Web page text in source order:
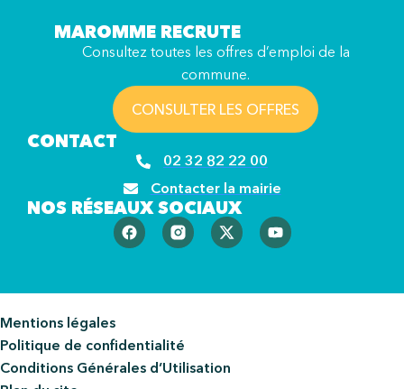
MAROMME RECRUTE
Consultez toutes les offres d’emploi de la
commune.
CONSULTER LES OFFRES
CONTACT
02 32 82 22 00
Contacter la mairie
NOS RÉSEAUX SOCIAUX
Mentions légales
Politique de confidentialité
Conditions Générales d’Utilisation